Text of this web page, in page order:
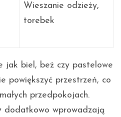
Wieszanie odzieży,
torebek
jak biel, beż czy pastelowe
powiększyć przestrzeń, co
przedpokojach.
dodatkowo wprowadzają